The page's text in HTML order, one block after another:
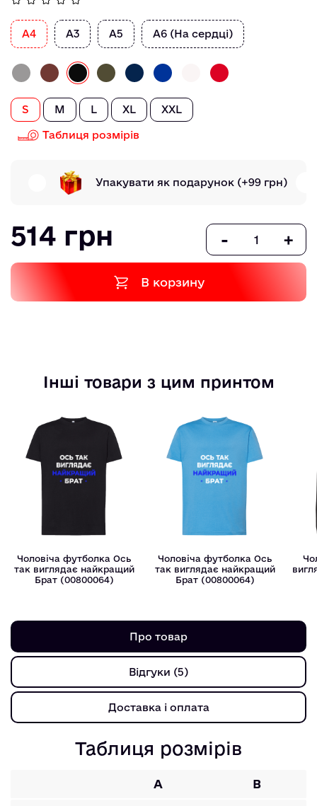
А4 А3 А5 А6 (На сердці)
S M L XL XXL
Таблиця розмірів
Упакувати як подарунок (+99 грн)
514 грн - +
В корзину
Інші товари з цим принтом
Чоловіча футболка Ось
так виглядає найкращий
Брат (00800064)
Чоловіча футболка Ось
так виглядає найкращий
Брат (00800064)
Про товар
Відгуки (5)
Доставка і оплата
Таблиця розмірів
A B